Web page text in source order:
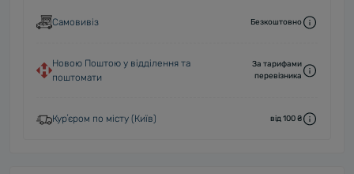
Самовивіз Безкоштовно
Новою Поштою у відділення та
поштомати
За тарифами
перевізника
Курʼєром по місту (Київ) від 100 ₴